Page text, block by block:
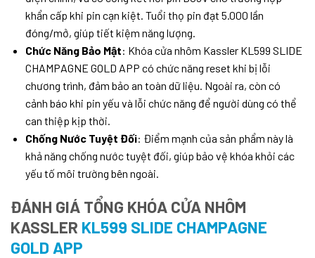
khẩn cấp khi pin cạn kiệt. Tuổi thọ pin đạt 5.000 lần
đóng/mở, giúp tiết kiệm năng lượng.
Chức Năng Bảo Mật: Khóa cửa nhôm Kassler KL599 SLIDE
CHAMPAGNE GOLD APP có chức năng reset khi bị lỗi
chương trình, đảm bảo an toàn dữ liệu. Ngoài ra, còn có
cảnh báo khi pin yếu và lỗi chức năng để người dùng có thể
can thiệp kịp thời.
Chống Nước Tuyệt Đối: Điểm mạnh của sản phẩm này là
khả năng chống nước tuyệt đối, giúp bảo vệ khóa khỏi các
yếu tố môi trường bên ngoài.
ĐÁNH GIÁ TỔNG KHÓA CỬA NHÔM
KASSLER KL599 SLIDE CHAMPAGNE
GOLD APP